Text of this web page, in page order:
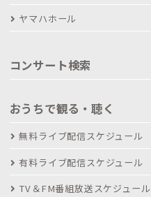
ヤマハホール
コンサート検索
おうちで観る・聴く
無料ライブ配信スケジュール
有料ライブ配信スケジュール
TV＆FM番組放送スケジュール